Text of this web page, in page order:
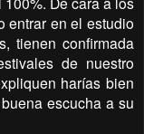
entrar en el estudio
tienen confirmada
de nuestro
harías bien
escucha a su